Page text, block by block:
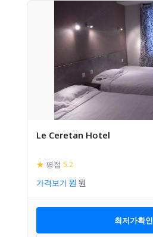
Le Ceretan Hotel
★ 평점 5.2
가격보기
최저가확인